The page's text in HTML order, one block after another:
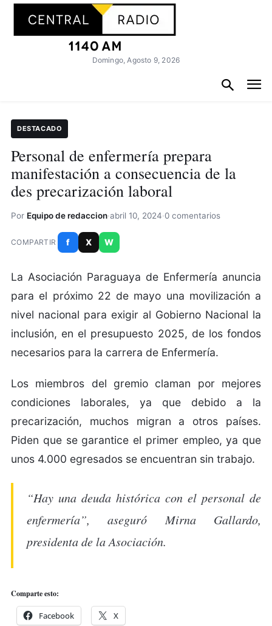
Domingo, Agosto 9, 2026
DESTACADO
Personal de enfermería prepara
manifestación a consecuencia de la
des precarización laboral
Por Equipo de redaccion·abril 10, 2024·0 comentarios
COMPARTIR f X W
La Asociación Paraguaya de Enfermería anuncia
para el próximo 22 de mayo una movilización a
nivel nacional para exigir al Gobierno Nacional la
inclusión, en el presupuesto 2025, de los fondos
necesarios para la carrera de Enfermería.
Los miembros del gremio claman por mejores
condiciones laborales, ya que debido a la
precarización, muchos migran a otros países.
Piden que se garantice el primer empleo, ya que
unos 4.000 egresados se encuentran sin trabajo.
“Hay una deuda histórica con el personal de
enfermería”, aseguró Mirna Gallardo,
presidenta de la Asociación.
Comparte esto:
Facebook X